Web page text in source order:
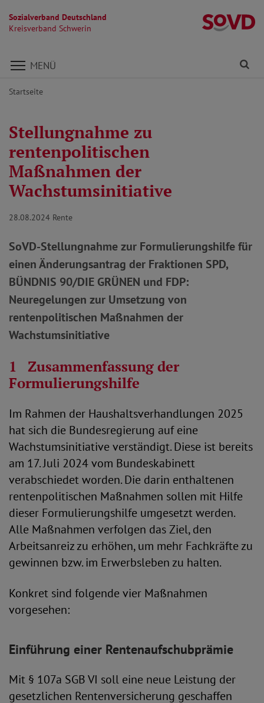
Sozialverband Deutschland
Kreisverband Schwerin
Direkt zu den Inhalten springen
MENÜ
Startseite
Stellungnahme zu
rentenpolitischen
Maßnahmen der
Wachstumsinitiative
28.08.2024 Rente
SoVD-Stellungnahme zur Formulierungshilfe für
einen Änderungsantrag der Fraktionen SPD,
BÜNDNIS 90/DIE GRÜNEN und FDP:
Neuregelungen zur Umsetzung von
rentenpolitischen Maßnahmen der
Wachstumsinitiative
1 Zusammenfassung der
Formulierungshilfe
Im Rahmen der Haushaltsverhandlungen 2025
hat sich die Bundesregierung auf eine
Wachstumsinitiative verständigt. Diese ist bereits
am 17. Juli 2024 vom Bundeskabinett
verabschiedet worden. Die darin enthaltenen
rentenpolitischen Maßnahmen sollen mit Hilfe
dieser Formulierungshilfe umgesetzt werden.
Alle Maßnahmen verfolgen das Ziel, den
Arbeitsanreiz zu erhöhen, um mehr Fachkräfte zu
gewinnen bzw. im Erwerbsleben zu halten.
Konkret sind folgende vier Maßnahmen
vorgesehen:
Einführung einer Rentenaufschubprämie
Mit § 107a SGB VI soll eine neue Leistung der
gesetzlichen Rentenversicherung geschaffen